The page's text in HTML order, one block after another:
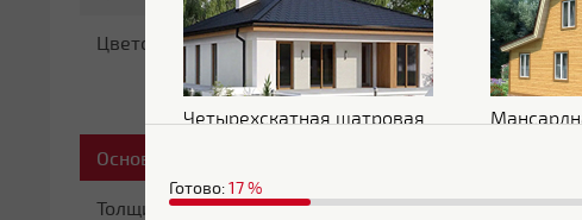
Цветовой оттенок Серый
Основные характеристики
Толщина 0.45 мм
Четырехскатная шатровая
Готово:17%